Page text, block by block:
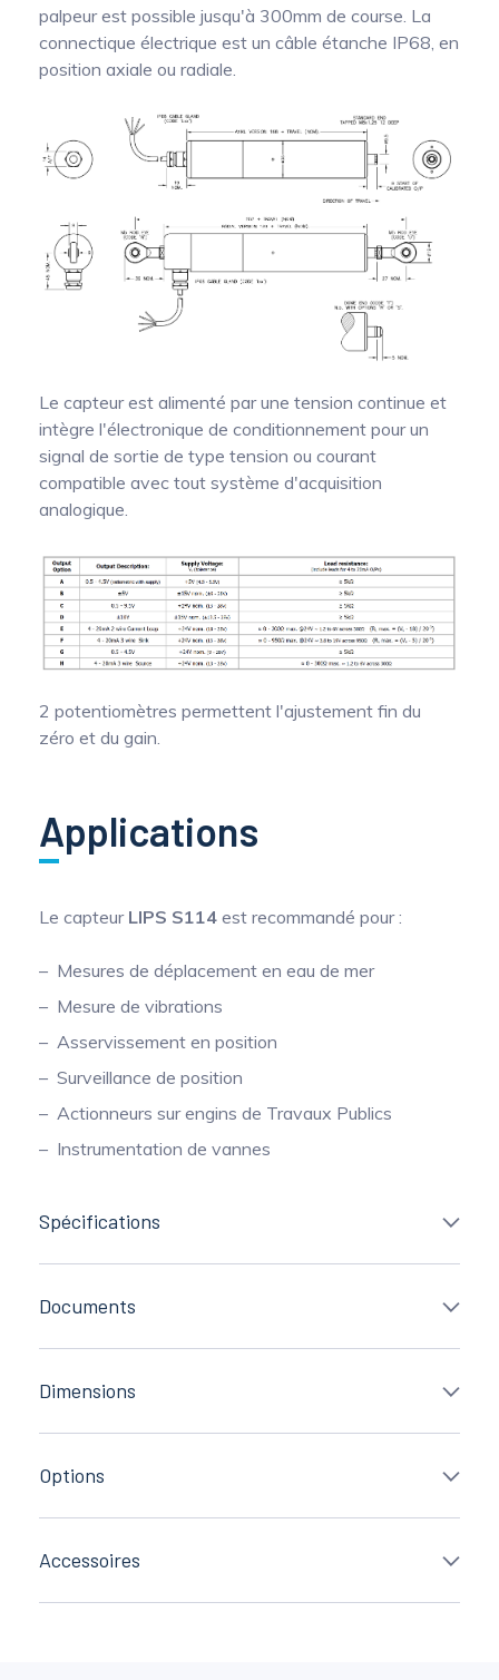
palpeur est possible jusqu'à 300mm de course. La
connectique électrique est un câble étanche IP68, en
position axiale ou radiale.
Le capteur est alimenté par une tension continue et
intègre l'électronique de conditionnement pour un
signal de sortie de type tension ou courant
compatible avec tout système d'acquisition
analogique.
2 potentiomètres permettent l'ajustement fin du
zéro et du gain.
Applications
Le capteur LIPS S114 est recommandé pour :
Mesures de déplacement en eau de mer
Mesure de vibrations
Asservissement en position
Surveillance de position
Actionneurs sur engins de Travaux Publics
Instrumentation de vannes
Spécifications
Documents
Dimensions
Options
Accessoires